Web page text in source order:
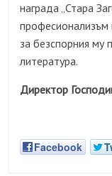
награда „Стара
професионализъм
за безспорния му
литература.
Директор
Facebook